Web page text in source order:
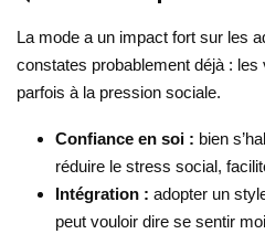
La mode a un impact fort sur les
constates probablement déjà : les
parfois à la pression sociale.
Confiance en soi : bien
réduire le stress social,
Intégration : adopter un
peut vouloir dire se sentir